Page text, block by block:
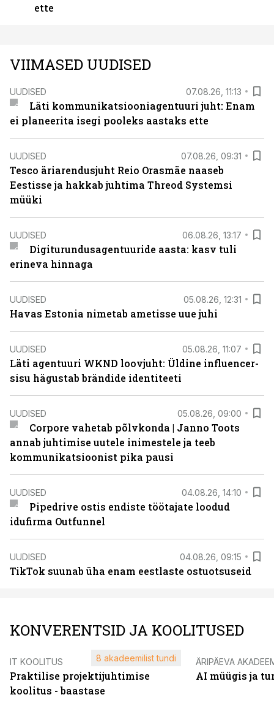
ette
VIIMASED UUDISED
UUDISED 07.08.26, 11:13
Läti kommunikatsiooniagentuuri juht: Enam
ei planeerita isegi pooleks aastaks ette
UUDISED 07.08.26, 09:31
Tesco äriarendusjuht Reio Orasmäe naaseb
Eestisse ja hakkab juhtima Threod Systemsi
müüki
UUDISED 06.08.26, 13:17
Digiturundusagentuuride aasta: kasv tuli
erineva hinnaga
UUDISED 05.08.26, 12:31
Havas Estonia nimetab ametisse uue juhi
UUDISED 05.08.26, 11:07
Läti agentuuri WKND loovjuht: Üldine influencer-
sisu hägustab brändide identiteeti
UUDISED 05.08.26, 09:00
Corpore vahetab põlvkonda | Janno Toots
annab juhtimise uutele inimestele ja teeb
kommunikatsioonist pika pausi
UUDISED 04.08.26, 14:10
Pipedrive ostis endiste töötajate loodud
idufirma Outfunnel
UUDISED 04.08.26, 09:15
TikTok suunab üha enam eestlaste ostuotsuseid
KONVERENTSID JA KOOLITUSED
IT KOOLITUS
Praktilise projektijuhtimise
koolitus - baastase
8 akadeemilist tundi ÄRIPÄEVA
AI müügis ja